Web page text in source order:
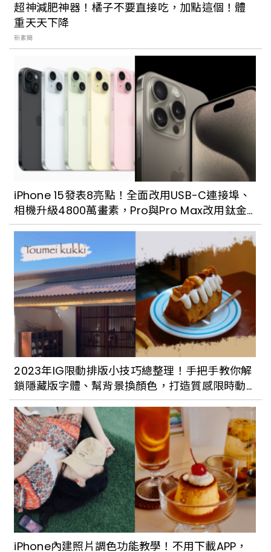
上看見生活靈感
結合岡山羊肉爐、旗津海灘在地元素！高
雄戶政事務所打造「攝影棚等級」結婚背
板，美出新高度！
集結9組女性藝術家訴說故事：《Ms.美力
年代》高雄愛國婦人館登場，以當代方式
詮釋「女力」新樣貌
高雄展覽再一波！2022台灣設計展10月登
場，「最潮主視覺」以漸層藍綠、科技編
超神減肥神器！橘子不要直接吃，加點這個！體
重天天下降
新素簡
iPhone 15發表8亮點！全面改用USB-C連接埠、
相機升級4800萬畫素，Pro與Pro Max改用鈦金
屬設計
2023年IG限動排版小技巧總整理！手把手教你解
鎖隱藏版字體、幫背景換顏色，打造質感限時動
態
iPhone內建照片調色功能教學！不用下載APP，